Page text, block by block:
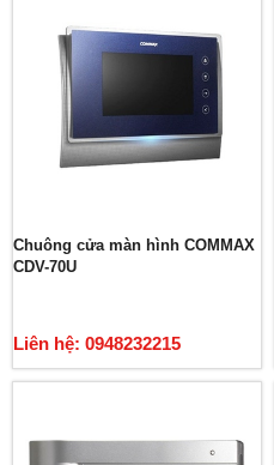
Chuông cửa màn hình COMMAX
CDV-70U
Liên hệ: 0948232215